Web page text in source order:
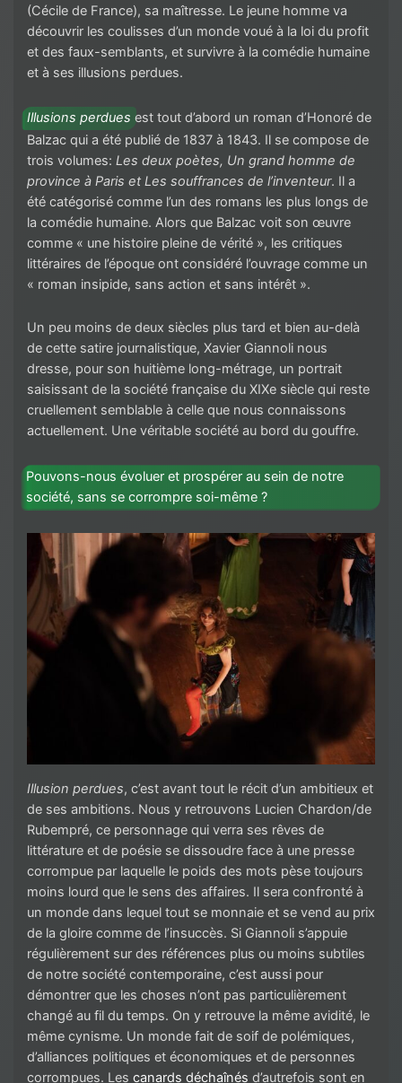
(Cécile de France), sa maîtresse. Le jeune homme va
découvrir les coulisses d’un monde voué à la loi du profit
et des faux-semblants, et survivre à la comédie humaine
et à ses illusions perdues.
Illusions perdues est tout d’abord un roman d’Honoré de
Balzac qui a été publié de 1837 à 1843. Il se compose de
trois volumes: Les deux poètes, Un grand homme de
province à Paris et Les souffrances de l’inventeur. Il a
été catégorisé comme l’un des romans les plus longs de
la comédie humaine. Alors que Balzac voit son œuvre
comme « une histoire pleine de vérité », les critiques
littéraires de l’époque ont considéré l’ouvrage comme un
« roman insipide, sans action et sans intérêt ».
Un peu moins de deux siècles plus tard et bien au-delà
de cette satire journalistique, Xavier Giannoli nous
dresse, pour son huitième long-métrage, un portrait
saisissant de la société française du XIXe siècle qui reste
cruellement semblable à celle que nous connaissons
actuellement. Une véritable société au bord du gouffre.
Pouvons-nous évoluer et prospérer au sein de notre
société, sans se corrompre soi-même ?
Illusion perdues, c’est avant tout le récit d’un ambitieux et
de ses ambitions. Nous y retrouvons Lucien Chardon/de
Rubempré, ce personnage qui verra ses rêves de
littérature et de poésie se dissoudre face à une presse
corrompue par laquelle le poids des mots pèse toujours
moins lourd que le sens des affaires. Il sera confronté à
un monde dans lequel tout se monnaie et se vend au prix
de la gloire comme de l’insuccès. Si Giannoli s’appuie
régulièrement sur des références plus ou moins subtiles
de notre société contemporaine, c’est aussi pour
démontrer que les choses n’ont pas particulièrement
changé au fil du temps. On y retrouve la même avidité, le
même cynisme. Un monde fait de soif de polémiques,
d’alliances politiques et économiques et de personnes
corrompues. Les canards déchaînés d’autrefois sont en